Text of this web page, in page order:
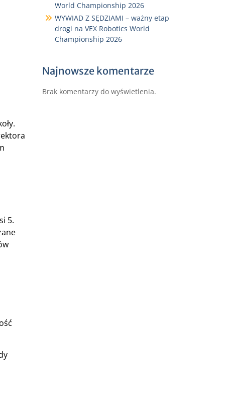
5.
World Championship 2026
WYWIAD Z SĘDZIAMI – ważny etap
drogi na VEX Robotics World
Championship 2026
Najnowsze komentarze
Brak komentarzy do wyświetlenia.